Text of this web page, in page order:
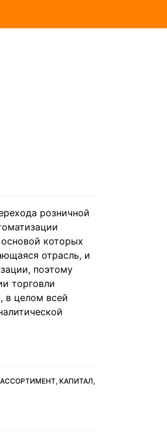
розничной
которых
отрасль, и
поэтому
торговли
в целом всей
КАПИТАЛ,